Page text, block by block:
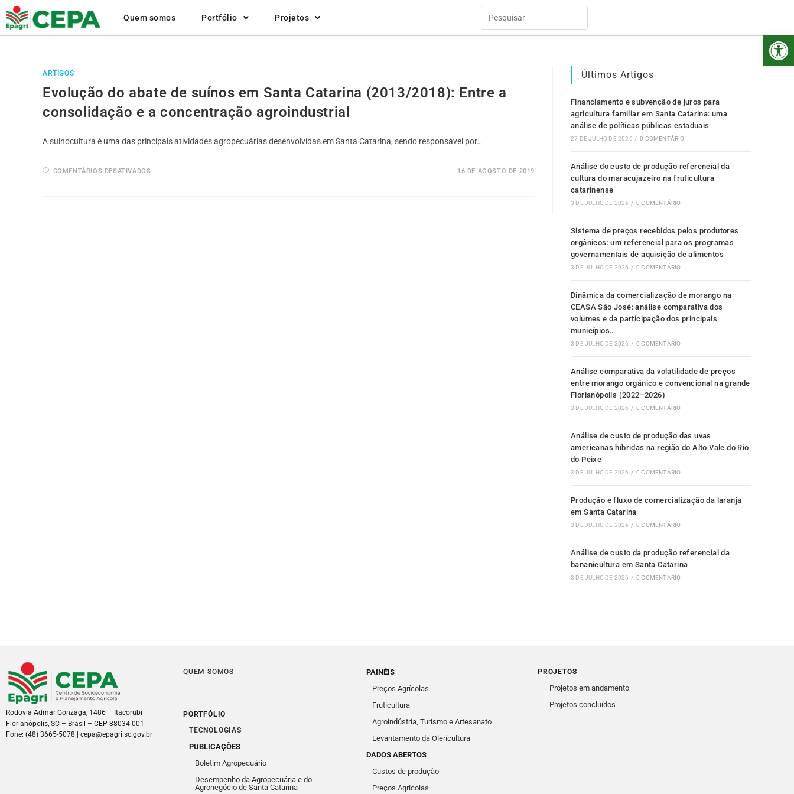
Quem somos Portfólio Projetos
ARTIGOS
Evolução do abate de suínos em Santa Catarina (2013/2018): Entre a
consolidação e a concentração agroindustrial
A suinocultura é uma das principais atividades agropecuárias desenvolvidas em Santa Catarina, sendo responsável por…
COMENTÁRIOS DESATIVADOS 16 DE AGOSTO DE 2019
Últimos Artigos
Financiamento e subvenção de juros para
agricultura familiar em Santa Catarina: uma
análise de políticas públicas estaduais
27 DE JULHO DE 2026 / 0 COMENTÁRIO
Análise do custo de produção referencial da
cultura do maracujazeiro na fruticultura
catarinense
3 DE JULHO DE 2026 / 0 COMENTÁRIO
Sistema de preços recebidos pelos produtores
orgânicos: um referencial para os programas
governamentais de aquisição de alimentos
3 DE JULHO DE 2026 / 0 COMENTÁRIO
Dinâmica da comercialização de morango na
CEASA São José: análise comparativa dos
volumes e da participação dos principais
municípios…
3 DE JULHO DE 2026 / 0 COMENTÁRIO
Análise comparativa da volatilidade de preços
entre morango orgânico e convencional na grande
Florianópolis (2022–2026)
3 DE JULHO DE 2026 / 0 COMENTÁRIO
Análise de custo de produção das uvas
americanas híbridas na região do Alto Vale do Rio
do Peixe
3 DE JULHO DE 2026 / 0 COMENTÁRIO
Produção e fluxo de comercialização da laranja
em Santa Catarina
3 DE JULHO DE 2026 / 0 COMENTÁRIO
Análise de custo da produção referencial da
bananicultura em Santa Catarina
3 DE JULHO DE 2026 / 0 COMENTÁRIO
Rodovia Admar Gonzaga, 1486 – Itacorubi
Florianópolis, SC – Brasil – CEP 88034-001
Fone: (48) 3665-5078 | cepa@epagri.sc.gov.br
QUEM SOMOS
PORTFÓLIO
TECNOLOGIAS
PUBLICAÇÕES
Boletim Agropecuário
Desempenho da Agropecuária e do
Agronegócio de Santa Catarina
PAINÉIS
Preços Agrícolas
Fruticultura
Agroindústria, Turismo e Artesanato
Levantamento da Olericultura
DADOS ABERTOS
Custos de produção
Preços Agrícolas
PROJETOS
Projetos em andamento
Projetos concluídos